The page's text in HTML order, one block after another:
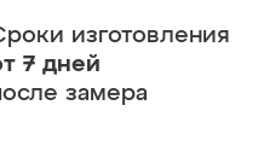
изготовления
7 дней
замера